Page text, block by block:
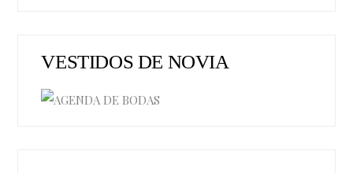
VESTIDOS DE NOVIA